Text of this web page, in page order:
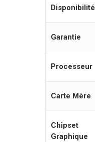
Disponibilité
Garantie
Processeur
Carte Mère
Chipset
Graphique